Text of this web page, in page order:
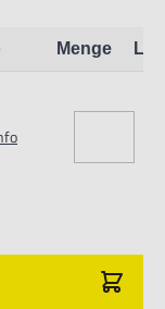
Menge